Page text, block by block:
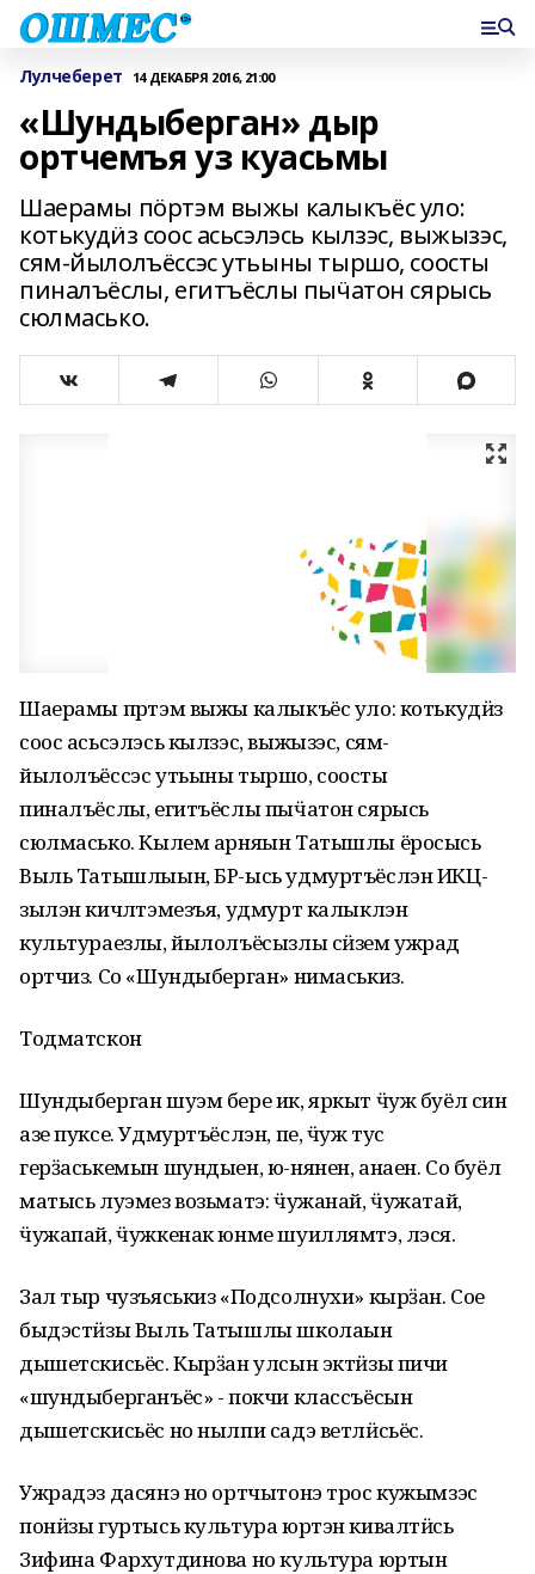
Лулчеберет 14 ДЕКАБРЯ 2016, 21:00
«Шундыберган» дыр
ортчемъя уз куасьмы
Шаерамы пӧртэм выжы калыкъёс уло:
котькудӥз соос асьсэлэсь кылзэс, выжызэс,
сям-йылолъёссэс утьыны тыршо, соосты
пиналъёслы, егитъёслы пыӵатон сярысь
сюлмасько.
Шаерамы пӧртэм выжы калыкъёс уло: котькудӥз
соос асьсэлэсь кылзэс, выжызэс, сям-
йылолъёссэс утьыны тыршо, соосты
пиналъёслы, егитъёслы пыӵатон сярысь
сюлмасько. Кылем арняын Татышлы ёросысь
Выль Татышлыын, БР-ысь удмуртъёслэн ИКЦ-
зылэн кичӧлтэмезъя, удмурт калыклэн
культураезлы, йылолъёсызлы сӥзем ужрад
ортчиз. Со «Шундыберган» нимаськиз.
Тодматскон
Шундыберган шуэм бере ик, яркыт ӵуж буёл син
азе пуксе. Удмуртъёслэн, пе, ӵуж тус
герӟаськемын шундыен, ю-нянен, анаен. Со буёл
матысь луэмез возьматэ: ӵужанай, ӵужатай,
ӵужапай, ӵужкенак юнме шуиллямтэ, лэся.
Зал тыр чузъяськиз «Подсолнухи» кырӟан. Сое
быдэстӥзы Выль Татышлы школаын
дышетскисьёс. Кырӟан улсын эктӥзы пичи
«шундыберганъёс» - покчи классъёсын
дышетскисьёс но нылпи садэ ветлӥсьёс.
Ужрадэз дасянэ но ортчытонэ трос кужымзэс
понӥзы гуртысь культура юртэн кивалтӥсь
Зифина Фархутдинова но культура юртын